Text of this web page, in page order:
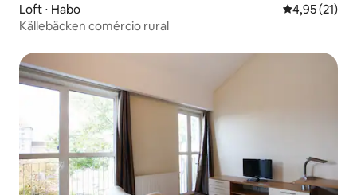
Loft ⋅ Habo 4,95 de uma
4,95 (21)
Källebäcken comércio rural